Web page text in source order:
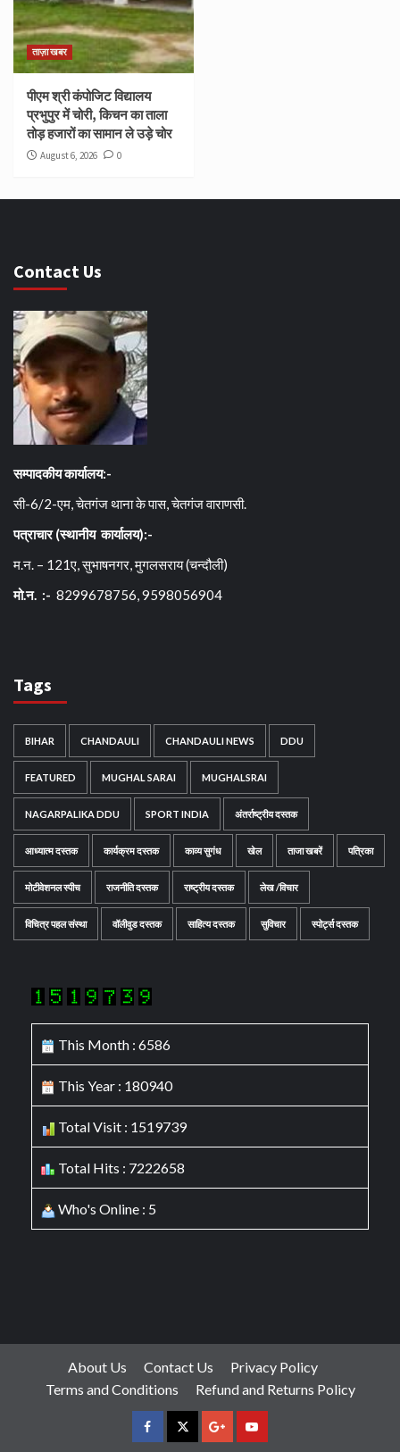
ताज़ा खबर
पीएम श्री कंपोजिट विद्यालय
प्रभुपुर में चोरी, किचन का ताला
तोड़ हजारों का सामान ले उड़े चोर
August 6, 2026 0
Contact Us
सम्पादकीय कार्यालय:-
सी-6/2-एम, चेतगंज थाना के पास, चेतगंज वाराणसी.
पत्राचार (स्थानीय कार्यालय):-
म.न. – 121ए, सुभाषनगर, मुगलसराय (चन्दौली)
मो.न. :- 8299678756, 9598056904
Tags
BIHAR CHANDAULI CHANDAULI NEWS DDU
FEATURED MUGHAL SARAI MUGHALSRAI
NAGARPALIKA DDU SPORT INDIA अंतर्राष्ट्रीय दस्तक
आध्यात्म दस्तक कार्यक्रम दस्तक काव्य सुगंध खेल ताजा खबरें पत्रिका
मोटीवेशनल स्पीच राजनीति दस्तक राष्ट्रीय दस्तक लेख /विचार
विचित्र पहल संस्था वॉलीवुड दस्तक साहित्य दस्तक सुविचार स्पोर्ट्स दस्तक
This Month : 6586
This Year : 180940
Total Visit : 1519739
Total Hits : 7222658
Who's Online : 5
About Us Contact Us
Privacy Policy
Terms and Conditions
Refund and Returns Policy
facebookTwitterGoogleYouTube